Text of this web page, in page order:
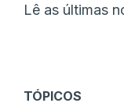
Lê as últimas
TÓPICOS